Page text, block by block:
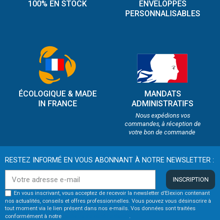
100% EN STOCK
ENVELOPPES
PERSONNALISABLES
ÉCOLOGIQUE & MADE
IN FRANCE
MANDATS
ADMINISTRATIFS
Nous expédions vos
commandes, à réception de
votre bon de commande
RESTEZ INFORMÉ EN VOUS ABONNANT À NOTRE NEWSLETTER :
INSCRIPTION
En vous inscrivant, vous acceptez de recevoir la newsletter d’Elexion contenant
nos actualités, conseils et offres professionnelles. Vous pouvez vous désinscrire à
tout moment via le lien présent dans nos e-mails. Vos données sont traitées
conformément à notre
.